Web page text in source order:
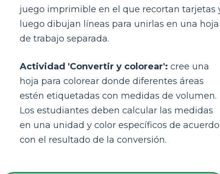
juego imprimible en el que recortan tarjetas
luego dibujan líneas para unirlas en una hoja
de trabajo separada.
Actividad 'Convertir y colorear': cree una
hoja para colorear donde diferentes áreas
estén etiquetadas con medidas de volumen.
Los estudiantes deben calcular las medidas
en una unidad y color específicos de acuerdo
con el resultado de la conversión.